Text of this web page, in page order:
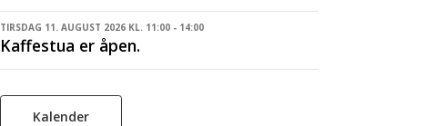
TIRSDAG 11. AUGUST 2026 KL. 11:00 - 14:00
Kaffestua er åpen.
Kalender